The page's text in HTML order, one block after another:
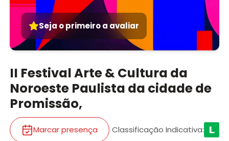
Seja o primeiro a avaliar
II Festival Arte & Cultura da
Noroeste Paulista da cidade de
Promissão,
Marcar presença Classificação Indicativa: